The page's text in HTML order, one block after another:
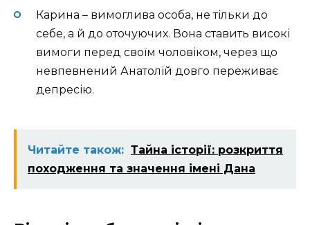
Карина – вимоглива особа, не тільки до
себе, а й до оточуючих. Вона ставить високі
вимоги перед своїм чоловіком, через що
невпевнений Анатолій довго переживає
депресію.
Читайте також: Тайна історії: розкриття
походження та значення імені Дана